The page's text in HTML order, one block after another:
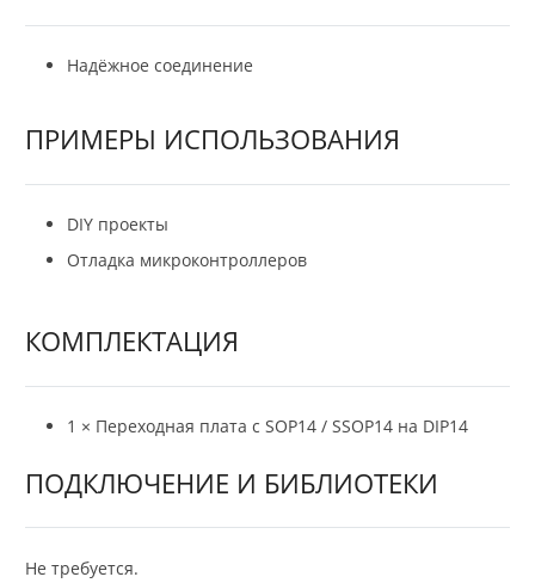
Надёжное соединение
ПРИМЕРЫ ИСПОЛЬЗОВАНИЯ
DIY проекты
Отладка микроконтроллеров
КОМПЛЕКТАЦИЯ
1 × Переходная плата с SOP14 / SSOP14 на DIP14
ПОДКЛЮЧЕНИЕ И БИБЛИОТЕКИ
Не требуется.